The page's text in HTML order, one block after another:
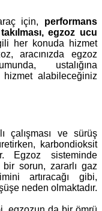
için, performans
egzoz ucu
her konuda hizmet
aracınızda egzoz
ustalığına
alabileceğiniz
çalışması ve sürüş
karbondioksit
Egzoz sisteminde
sorun, zararlı gaz
artıracağı gibi,
neden olmaktadır.